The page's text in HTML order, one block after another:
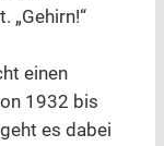
„Gehirn!“
einen
1932 bis
es dabei